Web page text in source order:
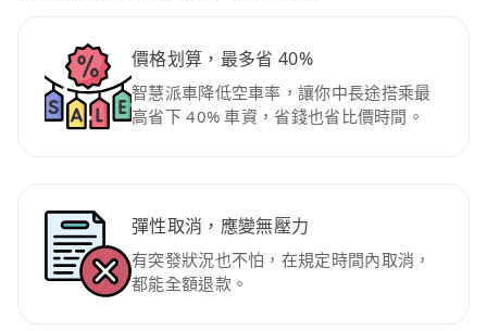
價格划算，最多省 40%
智慧派車降低空車率，讓你中長途搭乘最
高省下 40% 車資，省錢也省比價時間。
彈性取消，應變無壓力
有突發狀況也不怕，在規定時間內取消，
都能全額退款。